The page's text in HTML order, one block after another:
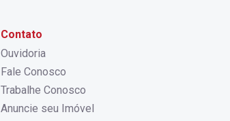
Contato
Ouvidoria
Fale Conosco
Trabalhe Conosco
Anuncie seu Imóvel